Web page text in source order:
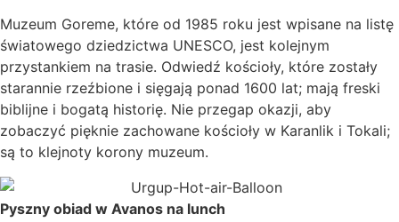
Muzeum Goreme, które od 1985 roku jest wpisane na listę
światowego dziedzictwa UNESCO, jest kolejnym
przystankiem na trasie. Odwiedź kościoły, które zostały
starannie rzeźbione i sięgają ponad 1600 lat; mają freski
biblijne i bogatą historię. Nie przegap okazji, aby
zobaczyć pięknie zachowane kościoły w Karanlik i Tokali;
są to klejnoty korony muzeum.
Pyszny obiad w Avanos na lunch